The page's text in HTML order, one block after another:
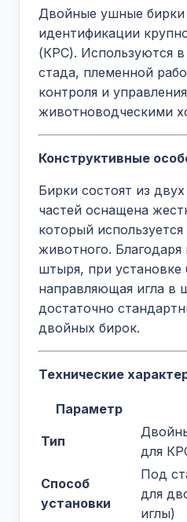
Двойные ушные бирки
идентификации
(КРС). Используются в
стада, племенной
контроля и управления
животноводческими
Конструктивные
Бирки состоят из
частей оснащена
который
животного.
штыря, при установке
направляющая игла в
достаточно
двойных бирок.
Технические
Параметр
Тип
для
Способ
установки
Под
для
иглы)